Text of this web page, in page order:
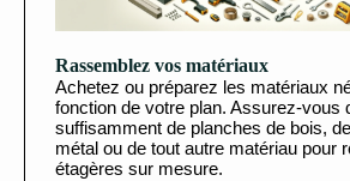
Rassemblez vos matériaux
Achetez ou préparez les matériaux
fonction de votre plan. Assurez-vous
suffisamment de planches de bois,
métal ou de tout autre matériau pour
étagères sur mesure.